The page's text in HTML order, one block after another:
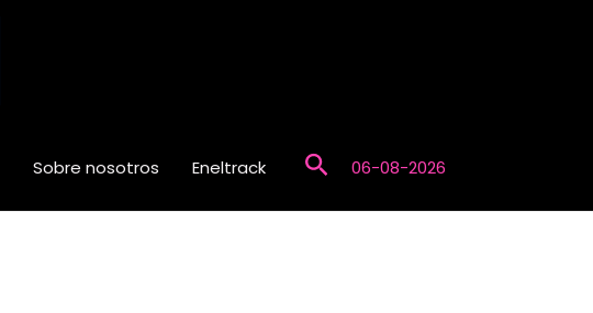
Sobre nosotros Eneltrack Buscar06-08-2026